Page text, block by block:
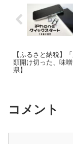
【ふるさと納税】
類開け切った、味
県】
コメント